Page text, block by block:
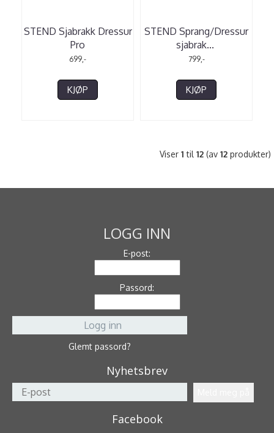
STEND Sjabrakk Dressur
Pro
699,-
KJØP
STEND Sprang/Dressur
sjabrak...
799,-
KJØP
Viser 1 til 12 (av 12 produkter)
LOGG INN
E-post:
Passord:
Glemt passord?
Nyhetsbrev
Facebook